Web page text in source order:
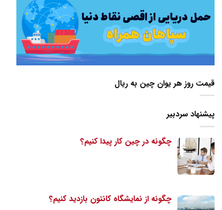
قیمت روز هر یوان چین به ریال
پیشنهاد سردبیر
چگونه در چین کار پیدا کنیم؟
چگونه از نمایشگاه کانتون بازدید کنیم؟